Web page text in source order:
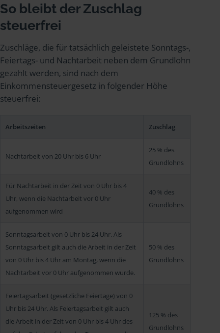
So bleibt der Zuschlag
steuerfrei
Zuschläge, die für tatsächlich geleistete Sonntags-,
Feiertags- und Nachtarbeit neben dem Grundlohn
gezahlt werden, sind nach dem
Einkommensteuergesetz in folgender Höhe
steuerfrei:
Arbeitszeiten Zuschlag
Nachtarbeit von 20 Uhr bis 6 Uhr
25 % des
Grundlohns
Für Nachtarbeit in der Zeit von 0 Uhr bis 4
Uhr, wenn die Nachtarbeit vor 0 Uhr
aufgenommen wird
40 % des
Grundlohns
Sonntagsarbeit von 0 Uhr bis 24 Uhr. Als
Sonntagsarbeit gilt auch die Arbeit in der Zeit
von 0 Uhr bis 4 Uhr am Montag, wenn die
Nachtarbeit vor 0 Uhr aufgenommen wurde.
50 % des
Grundlohns
Feiertagsarbeit (gesetzliche Feiertage) von 0
Uhr bis 24 Uhr. Als Feiertagsarbeit gilt auch
die Arbeit in der Zeit von 0 Uhr bis 4 Uhr des
125 % des
Grundlohns